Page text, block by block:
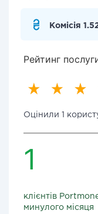
Комісія
Рейтинг
Оцінили 1
1
клієнтів
минулого місяця